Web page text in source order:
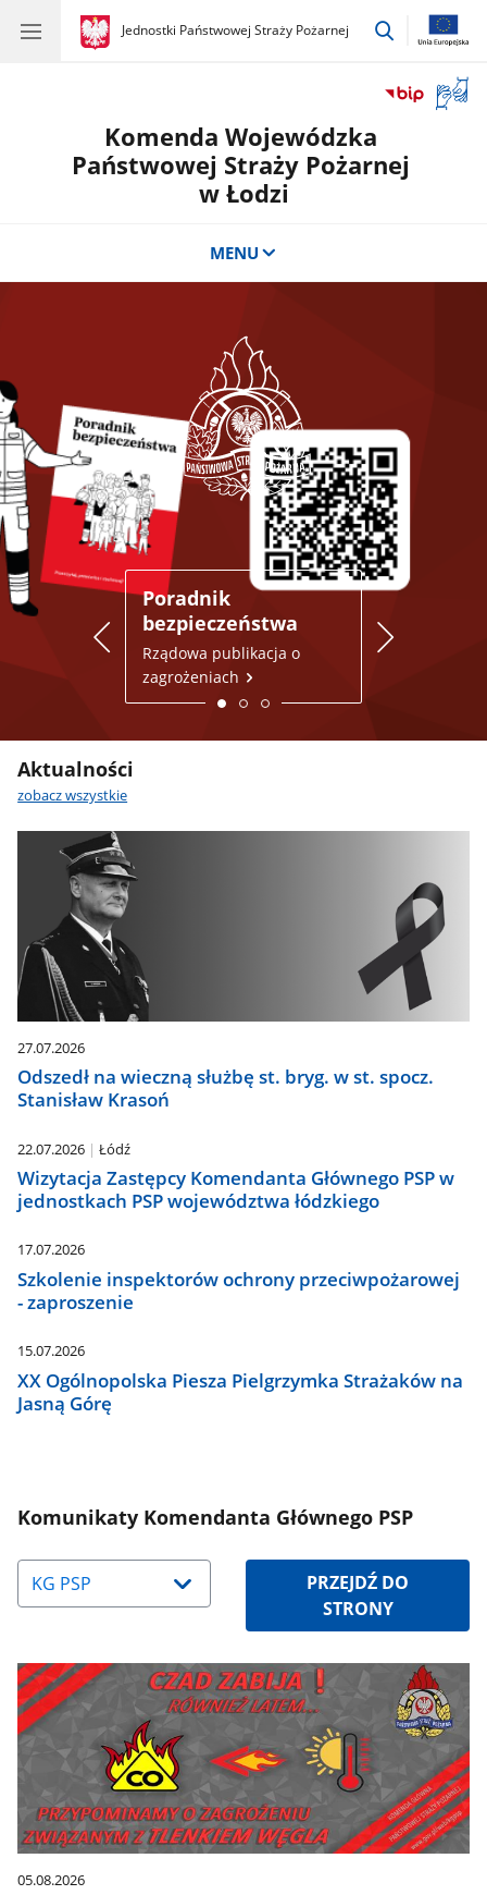
gov.pl
Jednostki Państwowej Straży Pożarnej
gov.pl
Jednostki
przejdź
okno
Komenda Wojewódzka
Państwowej Straży Pożarnej
w Łodzi
MENU
Poradnik
bezpieczeństwa
Rządowa publikacja o
zagrożeniach
Gdzie się
Punkty
Polsce
Aktualności
zobacz wszystkie
27.07.2026
Odszedł na wieczną służbę st. bryg. w st. spocz.
Stanisław Krasoń
22.07.2026 Łódź
Wizytacja Zastępcy Komendanta Głównego PSP w
jednostkach PSP województwa łódzkiego
17.07.2026
Szkolenie inspektorów ochrony przeciwpożarowej
- zaproszenie
15.07.2026
XX Ogólnopolska Piesza Pielgrzymka Strażaków na
Jasną Górę
Komunikaty Komendanta Głównego PSP
Naciśnij
strzałkę
w
wybrać
odpowiednią
pozycję.
Dane
zaktualizują
automatycznie.
PRZEJDŹ DO
STRONY
05.08.2026